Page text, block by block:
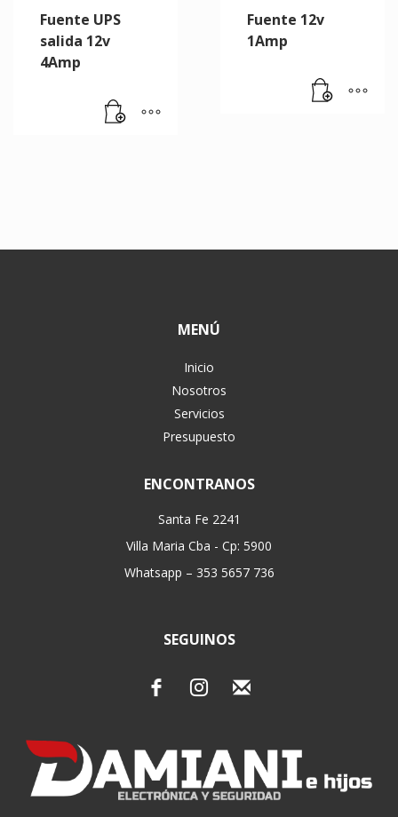
Fuente UPS
salida 12v
4Amp
Fuente 12v
1Amp
MENÚ
Inicio
Nosotros
Servicios
Presupuesto
ENCONTRANOS
Santa Fe 2241
Villa Maria Cba - Cp: 5900
Whatsapp – 353 5657 736
SEGUINOS